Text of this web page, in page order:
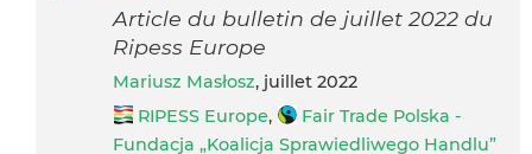
Article du bulletin de juillet 2022 du
Ripess Europe
Mariusz Masłosz, juillet 2022
RIPESS Europe,
Fair Trade Polska -
Fundacja „Koalicja Sprawiedliwego Handlu”